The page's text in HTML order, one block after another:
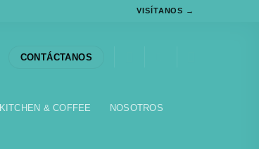
VISÍTANOS →
CONTÁCTANOS
KITCHEN & COFFEE NOSOTROS